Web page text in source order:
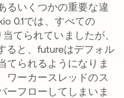
るいくつかの重要な違
0.1では、すべての
てられていましたが、
ると、futureはデフォル
てられるようになりま
ワーカースレッドのス
ーフローしてしまいま